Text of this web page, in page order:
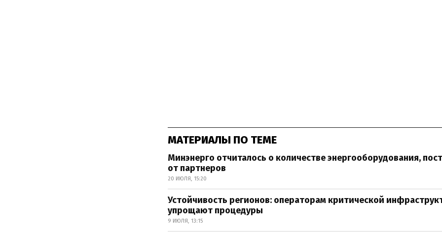
МАТЕРИАЛЫ ПО ТЕМЕ
Минэнерго отчиталось о количестве энергооборудования,
от партнеров
20 ИЮЛЯ, 15:20
Устойчивость регионов: операторам критической
упрощают процедуры
9 ИЮЛЯ, 13:15